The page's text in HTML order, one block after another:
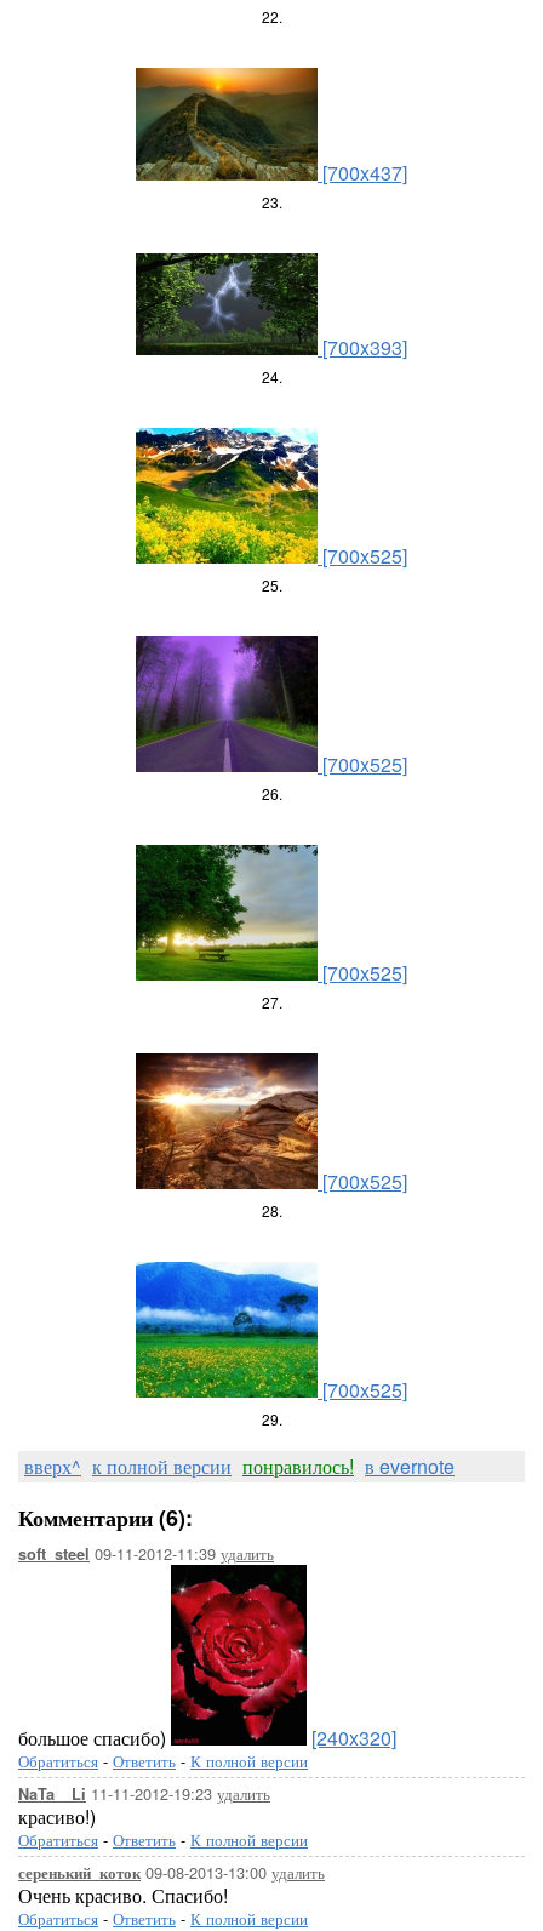
22.
[700x437]
23.
[700x393]
24.
[700x525]
25.
[700x525]
26.
[700x525]
27.
[700x525]
28.
[700x525]
29.
вверх^ к полной версии понравилось! в evernote
Комментарии (6):
soft_steel 09-11-2012-11:39 удалить
большое спасибо) [240x320]
Обратиться - Ответить - К полной версии
NaTa__Li 11-11-2012-19:23 удалить
красиво!)
Обратиться - Ответить - К полной версии
серенький_коток09-08-2013-13:00 удалить
Очень красиво. Спасибо!
Обратиться - Ответить - К полной версии